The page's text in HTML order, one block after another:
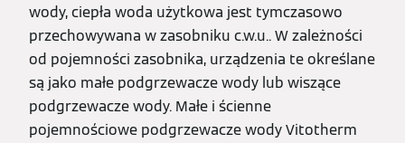
wody, ciepła woda użytkowa jest tymczasowo
przechowywana w zasobniku c.w.u.. W zależności
od pojemności zasobnika, urządzenia te określane
są jako małe podgrzewacze wody lub wiszące
podgrzewacze wody. Małe i ścienne
pojemnościowe podgrzewacze wody Vitotherm